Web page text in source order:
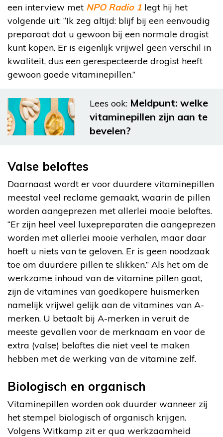
een interview met NPO Radio 1 legt hij het
volgende uit: “Ik zeg altijd: blijf bij een eenvoudig
preparaat dat u gewoon bij een normale drogist
kunt kopen. Er is eigenlijk vrijwel geen verschil in
kwaliteit, dus een gerespecteerde drogist heeft
gewoon goede vitaminepillen.”
Lees ook: Meldpunt: welke
vitaminepillen zijn aan te
bevelen?
Valse beloftes
Daarnaast wordt er voor duurdere vitaminepillen
meestal veel reclame gemaakt, waarin de pillen
worden aangeprezen met allerlei mooie beloftes.
“Er zijn heel veel luxepreparaten die aangeprezen
worden met allerlei mooie verhalen, maar daar
hoeft u niets van te geloven. Er is geen noodzaak
toe om duurdere pillen te slikken.” Als het om de
werkzame inhoud van de vitamine pillen gaat,
zijn de vitamines van goedkopere huismerken
namelijk vrijwel gelijk aan de vitamines van A-
merken. U betaalt bij A-merken in veruit de
meeste gevallen voor de merknaam en voor de
extra (valse) beloftes die niet veel te maken
hebben met de werking van de vitamine zelf.
Biologisch en organisch
Vitaminepillen worden ook duurder wanneer zij
het stempel biologisch of organisch krijgen.
Volgens Witkamp zit er qua werkzaamheid